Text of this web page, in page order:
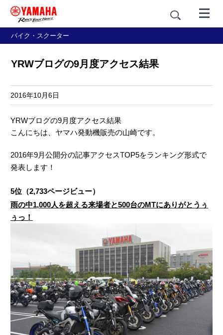
バイク・スクーター
YRWブログの9月度アクセス結果
2016年10月6日
YRWブログの9月度アクセス結果
こんにちは、ヤマハ発動機販売の山崎です。
2016年9月公開分の記事アクセスTOP5をランキング形式で
発表します！
5位（2,733ページビュー）
雨の中1,000人を超える来場者と500台のMTにありがとうぅ
ぅっ！